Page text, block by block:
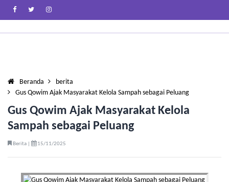
Beranda
berita
Gus Qowim Ajak Masyarakat Kelola Sampah sebagai Peluang
Gus Qowim Ajak Masyarakat Kelola
Sampah sebagai Peluang
Berita | 15/11/2025